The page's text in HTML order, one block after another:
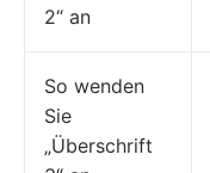
2“ an
So wenden
Sie
„Überschrift